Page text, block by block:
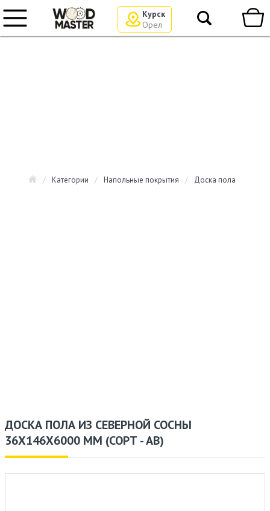
Курск
Орел
/ Категории / Напольные покрытия / Доска пола
ДОСКА ПОЛА ИЗ СЕВЕРНОЙ СОСНЫ
36X146X6000 ММ (СОРТ - АВ)